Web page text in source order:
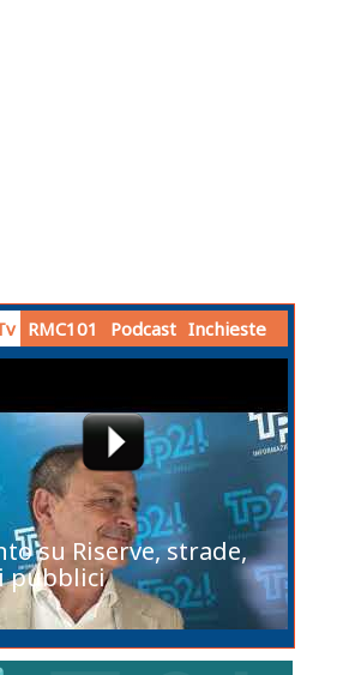
RMC101 Podcast Inchieste
su Riserve, strade,
pubblici